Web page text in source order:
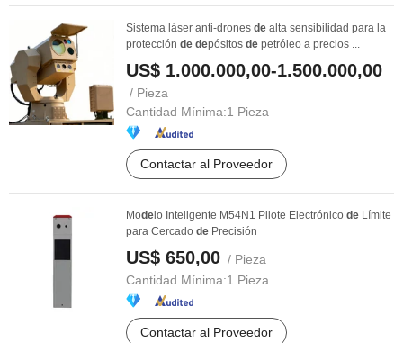
Sistema láser anti-drones de alta sensibilidad para la
protección de depósitos de petróleo a precios ...
US$ 1.000.000,00-1.500.000,00
/ Pieza
Cantidad Mínima:1 Pieza
Contactar al Proveedor
Mode lo Inteligente M54N1 Pilote Electrónico de Límite
para Cercado de Precisión
US$ 650,00 / Pieza
Cantidad Mínima:1 Pieza
Contactar al Proveedor